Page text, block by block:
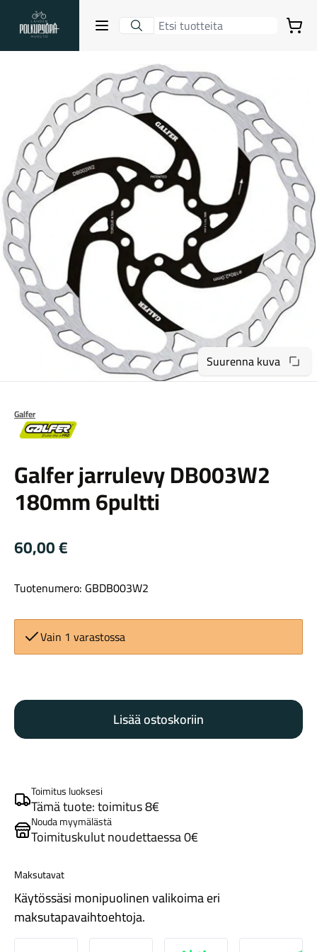
Lahden Polkupyörähuolto - etusivulle
Avaa sulje valikko
Hakutulokset
Suositut osastot
Gravel-pyörät
Maastosähköpyörät
Kaupunkisähköpyörät
Renkaat
Ostoskori
Suurenna kuva
Galfer
Galfer jarrulevy DB003W2
180mm 6pultti
60,00€
Tuotenumero: GBDB003W2
Vain 1 varastossa
jarrulevy
180mm
Lisää ostoskoriin
Toimitus luoksesi
Tämä tuote: toimitus 8€
Nouda myymälästä
Toimituskulut noudettaessa 0€
Maksutavat
Käytössäsi monipuolinen valikoima eri
maksutapavaihtoehtoja.